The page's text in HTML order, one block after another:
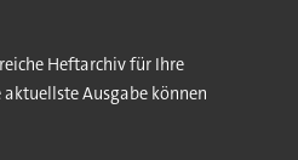
Heftarchiv für Ihre
Ausgabe können